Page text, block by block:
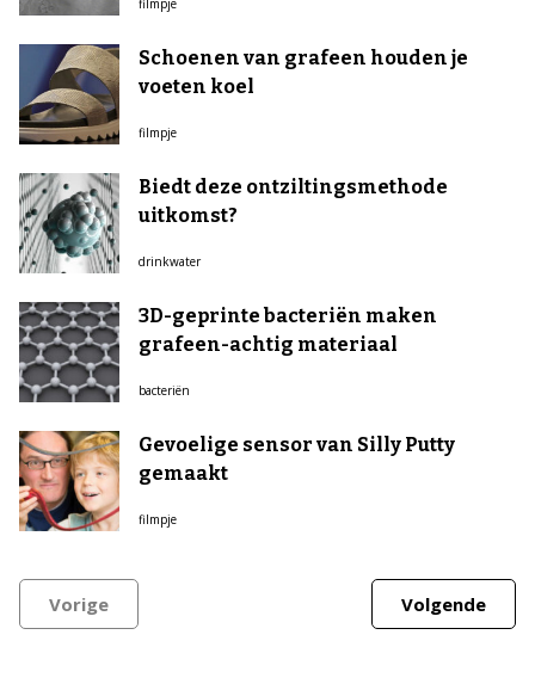
filmpje
Schoenen van grafeen houden je
voeten koel
filmpje
Biedt deze ontziltingsmethode
uitkomst?
drinkwater
3D-geprinte bacteriën maken
grafeen-achtig materiaal
bacteriën
Gevoelige sensor van Silly Putty
gemaakt
filmpje
Vorige Volgende